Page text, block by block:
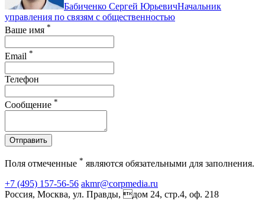
Бабиченко Сергей ЮрьевичНачальник
управления по связям с общественностью
Ваше имя *
Email *
Телефон
Сообщение *
Отправить
Поля отмеченные * являются обязательными для заполнения.
+7 (495) 157-56-56 akmr@corpmedia.ru
Россия, Москва, ул. Правды, дом 24, стр.4, оф. 218